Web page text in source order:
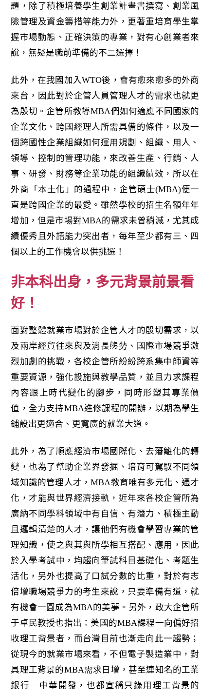
題，除了積極培養學生創業計畫書撰寫、創業風
險管理及資金籌措等能力外，更著重培育學生掌
握市場動態、正確決策的專業，對有心創業者來
說，無疑是職前準備的不二選擇！
此外，在我國加入WTO後，會有愈來愈多的外商
來台，因此對於企管人員管理人才的需求也就更
為殷切。企管所教導MBA們如何適應不同國家的
企業文化、跨國經理人所需具備的條件，以及一
個跨國性企業組織如何運用規劃、組織、用人、
領導、控制的管理功能，來改善生產、行銷、人
事、研發、財務等企業功能的組織績效，所以在
外商「本土化」的過程中，企管碩士(MBA)便一
直是跨國企業的最愛。雖然學校的招生名額年年
增加，但是市場對MBA的需求未曾稍減，尤其成
績優秀且外語能力突出者，每年至少都有三、四
個以上的工作機會以供挑選！
非本科出身，多元背景前景看
好！
面對整體就業市場對於企管人才的殷切需求，以
及兩岸經貿往來與及消長態勢、國際市場競爭激
烈加劇的挑戰，各校企管所紛紛跨系集中師資等
重要資源，強化設施與教學品質，並且力求課程
內容跟上時代變化的腳步，同時形塑其專業價
值，全力支持MBA進修課程的開辦，以期為學生
鋪設出更適合、更寬廣的就業大道。
此外，為了順應經濟市場國際化、去藩籬化的轉
變，也為了幫助企業界發掘、培育可駕馭不同領
域知識的管理人才，MBA教育唯有多元化、通才
化，才能與世界經濟接軌，近年來各校企管所為
廣納不同學科領域中有自信、有潛力、積極主動
且邏輯清楚的人才，讓他們有機會學習專業的管
理知識，使之與其與所學相互搭配、應用，因此
於入學考試中，均趨向筆試科目基礎化、考題生
活化，另外也提高了口試分數的比重，對於有志
倍增職場競爭力的考生來說，只要準備有道，就
有機會一圓成為MBA的美夢。另外，政大企管所
于卓民教授也指出：美國的MBA課程一向偏好招
收理工背景者，而台灣目前也漸走向此一趨勢；
從現今的就業市場來看，不但電子製造業中，對
具理工背景的MBA需求日增，甚至連知名的工業
銀行—中華開發，也都宣稱只錄用理工背景的